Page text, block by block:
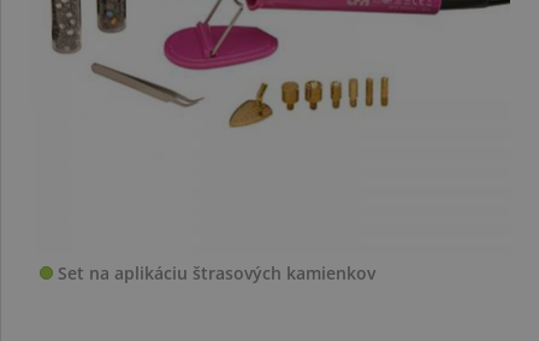
Set na aplikáciu štrasových kamienkov